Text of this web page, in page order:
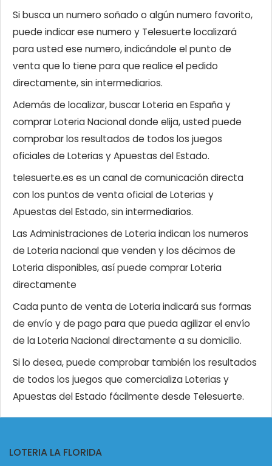
Si busca un numero soñado o algún numero favorito,
puede indicar ese numero y Telesuerte localizará
para usted ese numero, indicándole el punto de
venta que lo tiene para que realice el pedido
directamente, sin intermediarios.
Además de localizar, buscar Loteria en España y
comprar Loteria Nacional donde elija, usted puede
comprobar los resultados de todos los juegos
oficiales de Loterias y Apuestas del Estado.
telesuerte.es es un canal de comunicación directa
con los puntos de venta oficial de Loterias y
Apuestas del Estado, sin intermediarios.
Las Administraciones de Loteria indican los numeros
de Loteria nacional que venden y los décimos de
Loteria disponibles, así puede comprar Loteria
directamente
Cada punto de venta de Loteria indicará sus formas
de envío y de pago para que pueda agilizar el envío
de la Loteria Nacional directamente a su domicilio.
Si lo desea, puede comprobar también los resultados
de todos los juegos que comercializa Loterias y
Apuestas del Estado fácilmente desde Telesuerte.
LOTERIA LA FLORIDA